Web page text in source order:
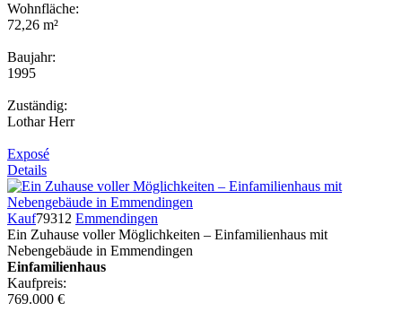
Wohnfläche:
72,26 m²
Baujahr:
1995
Zuständig:
Lothar Herr
Exposé
Details
Kauf79312 Emmendingen
Ein Zuhause voller Möglichkeiten – Einfamilienhaus mit
Nebengebäude in Emmendingen
Einfamilienhaus
Kaufpreis:
769.000 €